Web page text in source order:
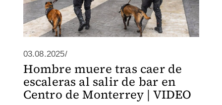
03.08.2025/
Hombre muere tras caer de
escaleras al salir de bar en
Centro de Monterrey | VIDEO